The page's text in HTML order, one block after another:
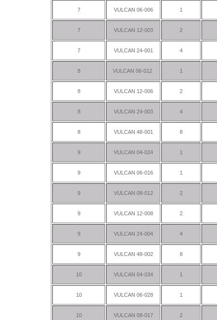
7 VULCAN 06-006 1
7 VULCAN 12-003 2
7 VULCAN 24-001 4
8 VULCAN 06-012 1
8 VULCAN 12-006 2
8 VULCAN 24-003 4
8 VULCAN 48-001 8
9 VULCAN 04-024 1
9 VULCAN 06-016 1
9 VULCAN 08-012 2
9 VULCAN 12-008 2
9 VULCAN 24-004 4
9 VULCAN 48-002 8
10 VULCAN 04-034 1
10 VULCAN 06-028 1
10 VULCAN 08-017 2